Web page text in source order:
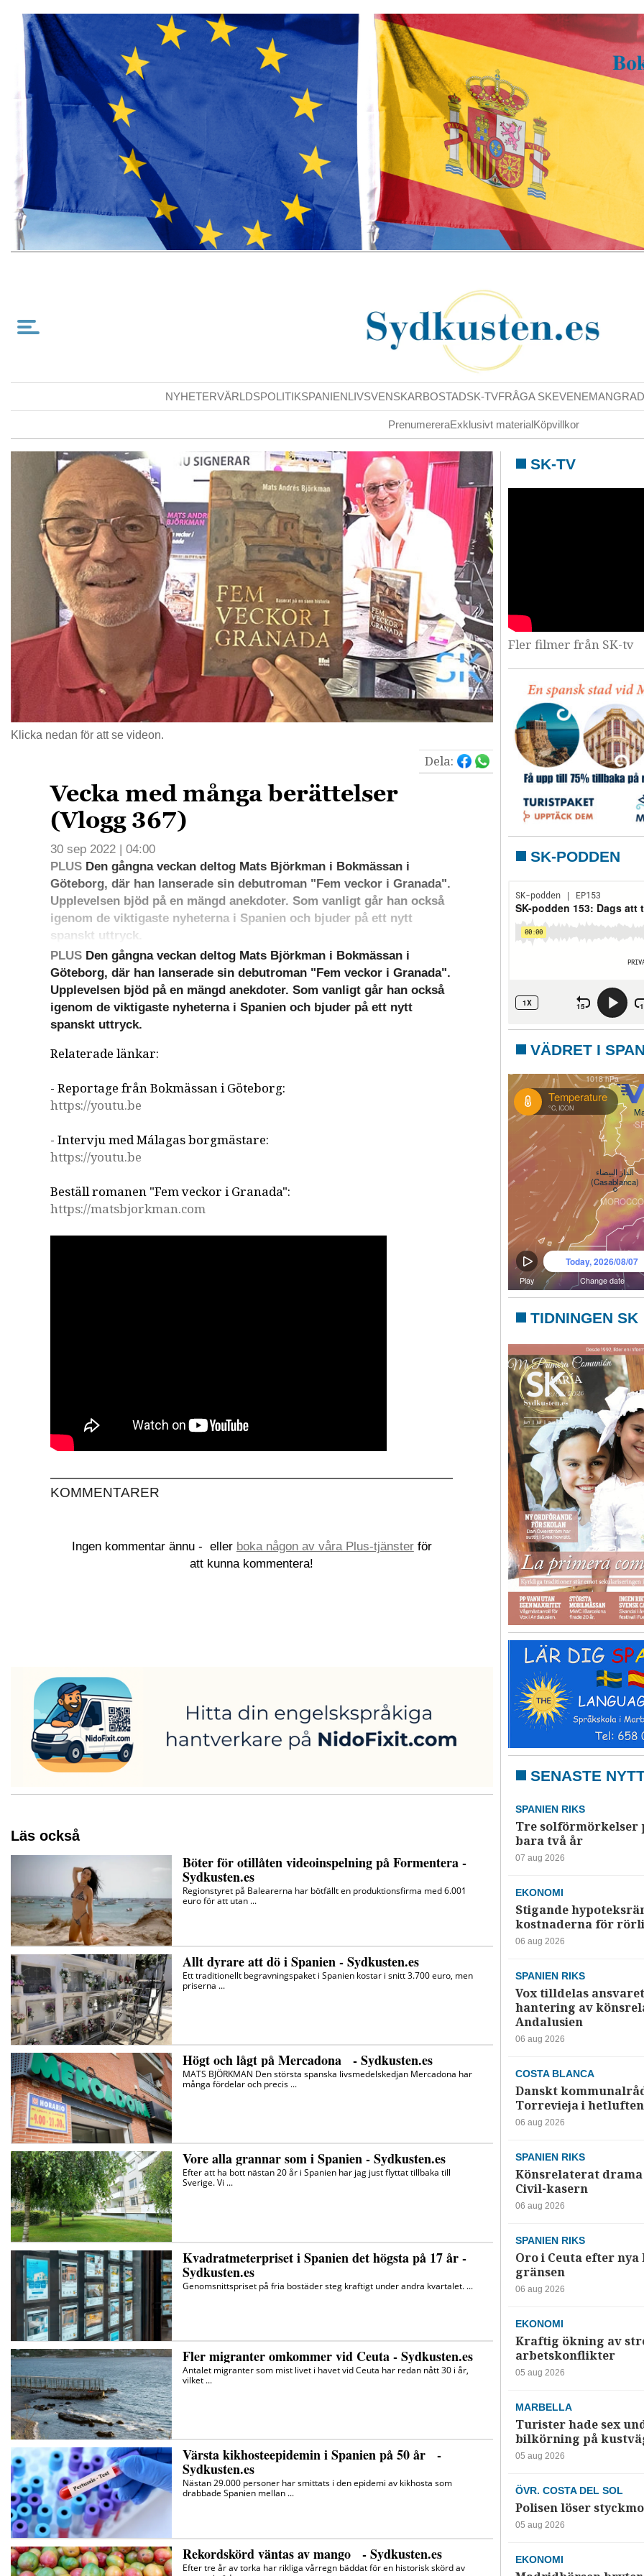
NYHETERVÄRLDSPOLITIKSPANIENLIVSVENSKARBOSTADSK-TVFRÅGA SKEVENEMANG
PrenumereraExklusivt materialKöpvillkor
Klicka nedan för att se videon.
Dela:
Vecka med många berättelser
(Vlogg 367)
30 sep 2022 | 04:00
PLUS Den gångna veckan deltog Mats Björkman i Bokmässan i
Göteborg, där han lanserade sin debutroman "Fem veckor i Granada".
Upplevelsen bjöd på en mängd anekdoter. Som vanligt går han också
igenom de viktigaste nyheterna i Spanien och bjuder på ett nytt
spanskt uttryck.
PLUS Den gångna veckan deltog Mats Björkman i Bokmässan i
Göteborg, där han lanserade sin debutroman "Fem veckor i Granada".
Upplevelsen bjöd på en mängd anekdoter. Som vanligt går han också
igenom de viktigaste nyheterna i Spanien och bjuder på ett nytt
spanskt uttryck.
Relaterade länkar:
- Reportage från Bokmässan i Göteborg:
https://youtu.be
- Intervju med Málagas borgmästare:
https://youtu.be
Beställ romanen "Fem veckor i Granada":
https://matsbjorkman.com
KOMMENTARER
Ingen kommentar ännu - eller boka någon av våra Plus-tjänsterför
att kunna kommentera!
SK-TV
Fler filmer från SK-tv
SK-PODDEN
VÄDRET I
TIDNINGEN SK
SENASTE
SPANIEN RIKS
Tre solförmörkelser
bara två år
07 aug 2026
EKONOMI
Stigande
kostnaderna för
06 aug 2026
SPANIEN RIKS
Vox tilldelas
hantering av
Andalusien
06 aug 2026
COSTA BLANCA
Danskt
Torrevieja i hetluften
06 aug 2026
SPANIEN RIKS
Könsrelaterat
Civil-kasern
06 aug 2026
SPANIEN RIKS
Oro i Ceuta efter
gränsen
06 aug 2026
EKONOMI
Kraftig ökning av
arbetskonflikter
05 aug 2026
MARBELLA
Turister hade sex
bilkörning på
05 aug 2026
ÖVR. COSTA DEL SOL
Polisen löser
05 aug 2026
EKONOMI